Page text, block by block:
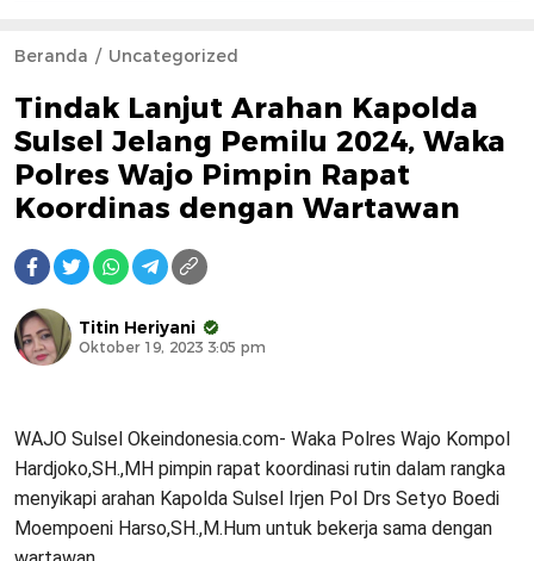
Beranda Uncategorized
Tindak Lanjut Arahan Kapolda
Sulsel Jelang Pemilu 2024, Waka
Polres Wajo Pimpin Rapat
Koordinas dengan Wartawan
Titin Heriyani
Oktober 19, 2023 3:05 pm
WAJO Sulsel Okeindonesia.com- Waka Polres Wajo Kompol
Hardjoko,SH.,MH pimpin rapat koordinasi rutin dalam rangka
menyikapi arahan Kapolda Sulsel Irjen Pol Drs Setyo Boedi
Moempoeni Harso,SH.,M.Hum untuk bekerja sama dengan